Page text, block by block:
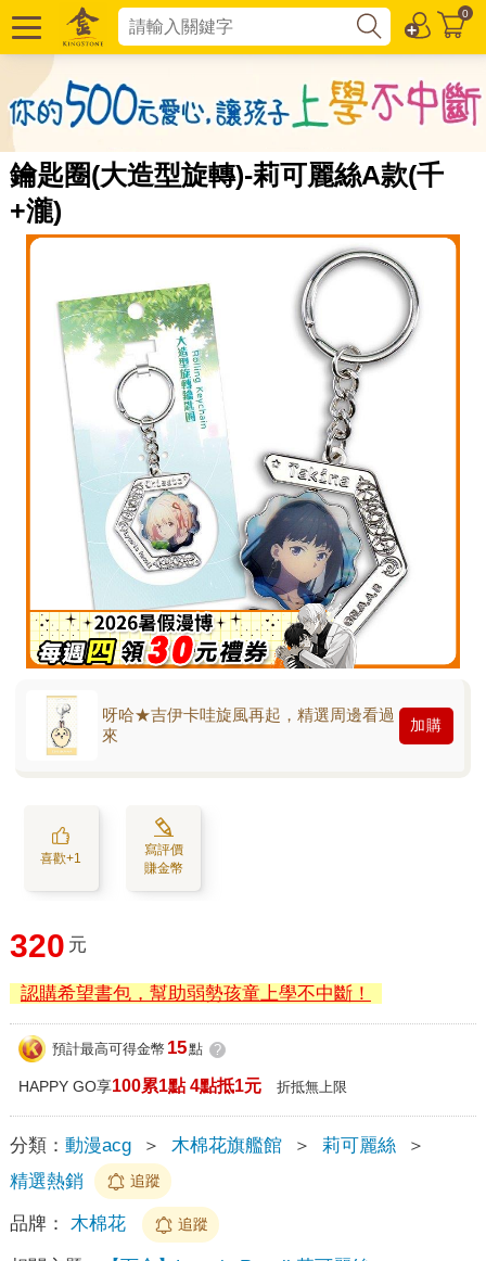
0
鑰匙圈(大造型旋轉)-莉可麗絲A款(千
+瀧)
呀哈★吉伊卡哇旋風再起，精選周邊看過
來
加購
喜歡+1
寫評價
賺金幣
320 元
認購希望書包，幫助弱勢孩童上學不中斷！
預計最高可得金幣 15點 ?
HAPPY GO享100累1點 4點抵1元 折抵無上限
分類： 動漫acg ＞ 木棉花旗艦館 ＞ 莉可麗絲
＞
精選熱銷
追蹤
品牌： 木棉花 追蹤